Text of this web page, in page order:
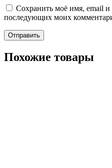
Сохранить моё имя, email и
последующих моих
Похожие товары